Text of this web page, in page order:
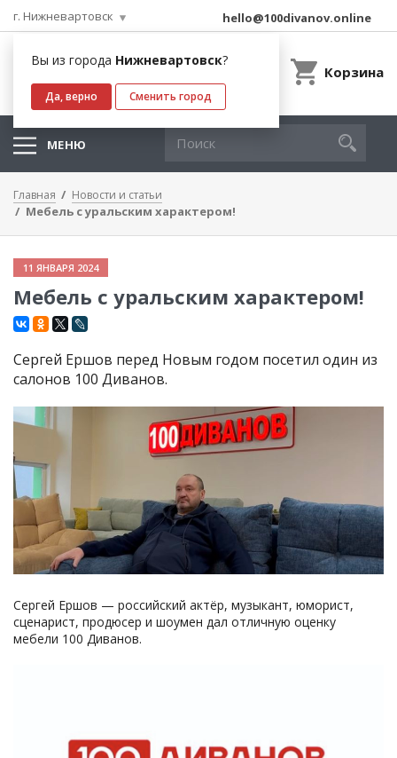
г. Нижневартовск
Вы из города Нижневартовск?
Да, верно Сменить город
hello@100divanov.online
Корзина
МЕНЮ
Главная Новости и статьи
Мебель с уральским характером!
11 ЯНВАРЯ 2024
Мебель с уральским характером!
Сергей Ершов перед Новым годом посетил один из
салонов 100 Диванов.
Сергей Ершов — российский актёр, музыкант, юморист,
сценарист, продюсер и шоумен дал отличную оценку
мебели 100 Диванов.